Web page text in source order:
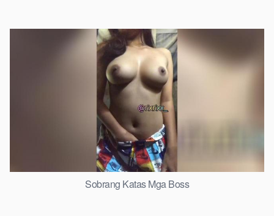
Sobrang Katas Mga Boss